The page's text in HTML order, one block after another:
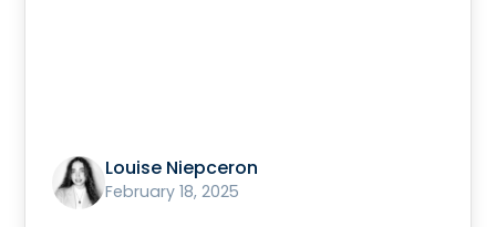
Louise Niepceron
February 18, 2025